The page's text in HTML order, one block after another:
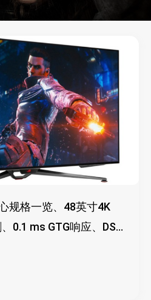
规格一览、48英寸4K
0.1 ms GTG响应、DSC